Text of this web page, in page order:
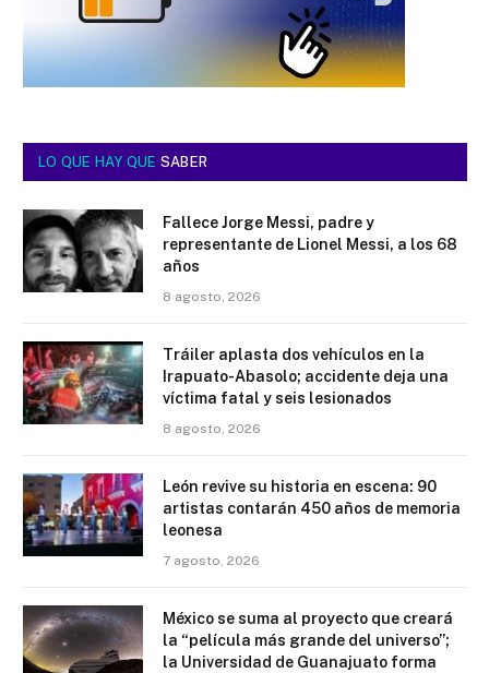
LO QUE HAY QUE SABER
Fallece Jorge Messi, padre y
representante de Lionel Messi, a los 68
años
8 agosto, 2026
Tráiler aplasta dos vehículos en la
Irapuato-Abasolo; accidente deja una
víctima fatal y seis lesionados
8 agosto, 2026
León revive su historia en escena: 90
artistas contarán 450 años de memoria
leonesa
7 agosto, 2026
México se suma al proyecto que creará
la “película más grande del universo”;
la Universidad de Guanajuato forma